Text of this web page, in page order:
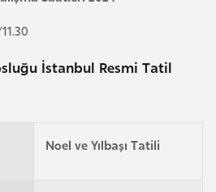
İstanbul Resmi Tatil
Noel ve Yılbaşı Tatili